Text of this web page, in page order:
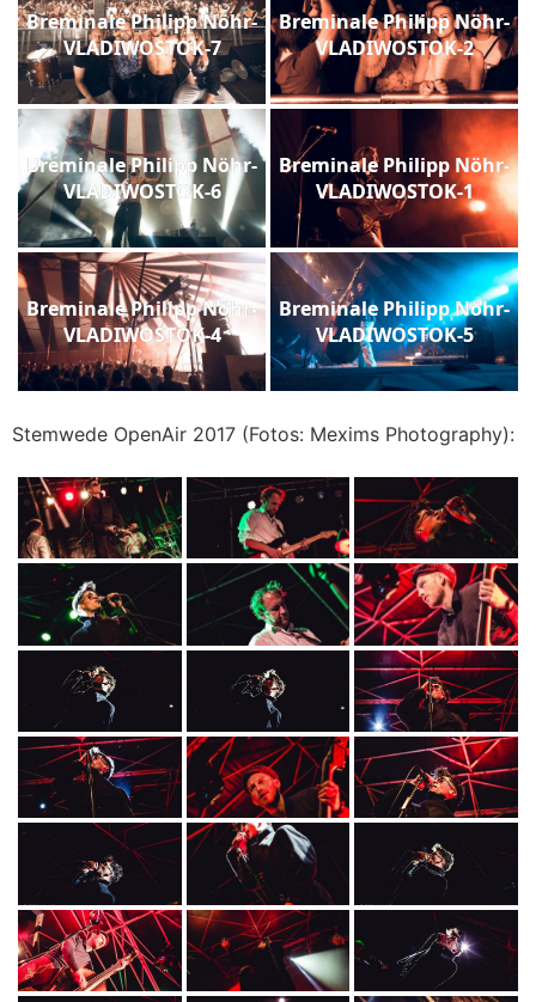
Breminale Philipp Nöhr-
VLADIWOSTOK-7
Breminale Philipp Nöhr-
VLADIWOSTOK-2
Breminale Philipp Nöhr-
VLADIWOSTOK-6
Breminale Philipp Nöhr-
VLADIWOSTOK-1
Breminale Philipp Nöhr-
VLADIWOSTOK-4
Breminale Philipp Nöhr-
VLADIWOSTOK-5
Stemwede OpenAir 2017 (Fotos: Mexims Photography):